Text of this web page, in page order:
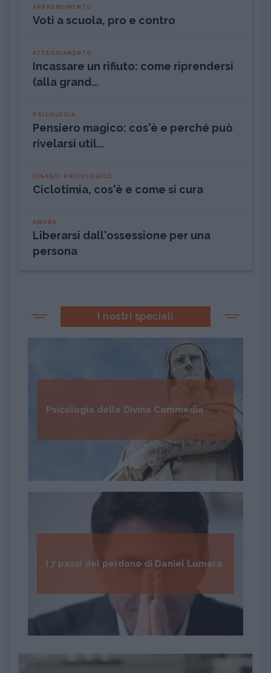
APPRENDIMENTO
Voti a scuola, pro e contro
ATTEGGIAMENTO
Incassare un rifiuto: come riprendersi
(alla grand...
PSICOLOGIA
Pensiero magico: cos'è e perché può
rivelarsi util...
DISAGIO PSICOLOGICO
Ciclotimia, cos'è e come si cura
AMORE
Liberarsi dall'ossessione per una
persona
I nostri speciali
Psicologia della Divina Commedia
I 7 passi del perdono di Daniel Lumera